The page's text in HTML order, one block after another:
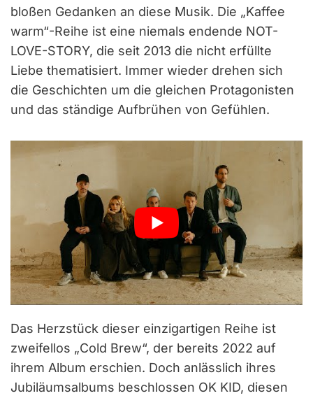
bloßen Gedanken an diese Musik. Die „Kaffee
warm“-Reihe ist eine niemals endende NOT-
LOVE-STORY, die seit 2013 die nicht erfüllte
Liebe thematisiert. Immer wieder drehen sich
die Geschichten um die gleichen Protagonisten
und das ständige Aufbrühen von Gefühlen.
Das Herzstück dieser einzigartigen Reihe ist
zweifellos „Cold Brew“, der bereits 2022 auf
ihrem Album erschien. Doch anlässlich ihres
Jubiläumsalbums beschlossen OK KID, diesen